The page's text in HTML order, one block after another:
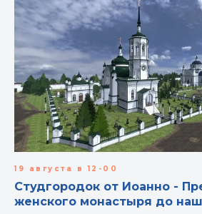
19 августа в 12-00
Студгородок от Иоанно -
женского монастыря до